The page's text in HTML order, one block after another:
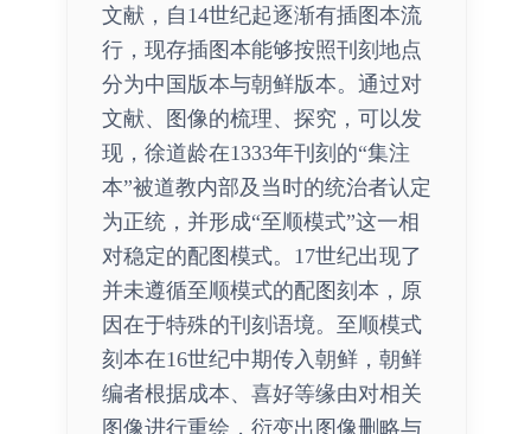
文献，自14世纪起逐渐有插图本流
行，现存插图本能够按照刊刻地点
分为中国版本与朝鲜版本。通过对
文献、图像的梳理、探究，可以发
现，徐道龄在1333年刊刻的“集注
本”被道教内部及当时的统治者认定
为正统，并形成“至顺模式”这一相
对稳定的配图模式。17世纪出现了
并未遵循至顺模式的配图刻本，原
因在于特殊的刊刻语境。至顺模式
刻本在16世纪中期传入朝鲜，朝鲜
编者根据成本、喜好等缘由对相关
图像进行重绘，衍变出图像删略与